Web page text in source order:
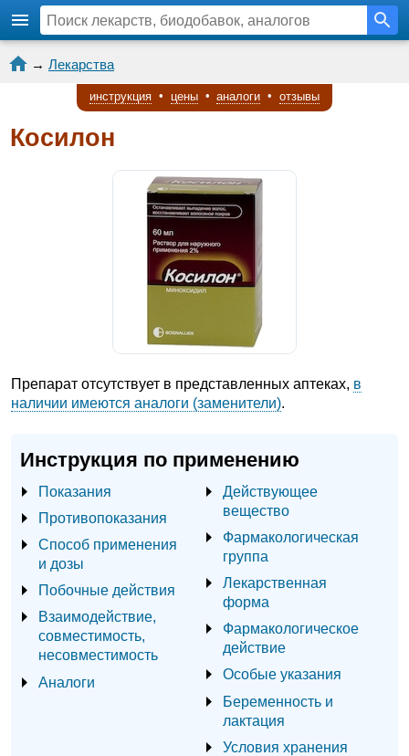
→ Лекарства
инструкция • цены • аналоги • отзывы
Косилон
Препарат отсутствует в представленных аптеках, в
наличии имеются аналоги (заменители).
Инструкция по применению
Показания
Противопоказания
Способ применения
и дозы
Побочные действия
Взаимодействие,
совместимость,
несовместимость
Аналоги
Действующее
вещество
Фармакологическая
группа
Лекарственная
форма
Фармакологическое
действие
Особые указания
Беременность и
лактация
Условия хранения